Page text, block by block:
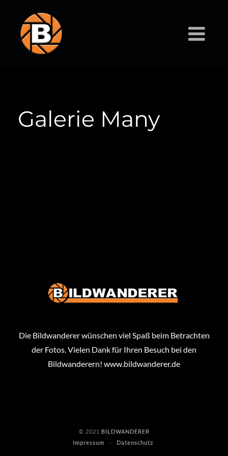
Galerie Many
Die Bildwanderer wünschen viel Spaß beim Betrachten
der Fotos. Vielen Dank für Ihren Besuch bei den
Bildwanderern! www.bildwanderer.de
© 2021 BILDWANDERER
Impressum
Datenschutz